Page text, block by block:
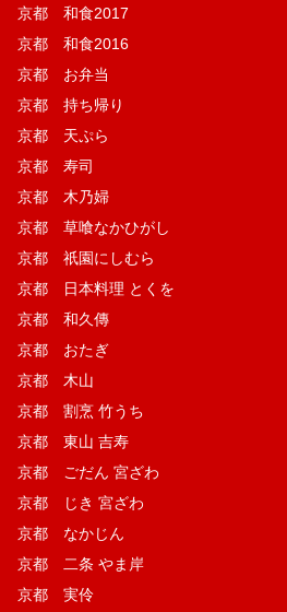
京都 和食2017
京都 和食2016
京都 お弁当
京都 持ち帰り
京都 天ぷら
京都 寿司
京都 木乃婦
京都 草喰なかひがし
京都 祇園にしむら
京都 日本料理 とくを
京都 和久傳
京都 おたぎ
京都 木山
京都 割烹 竹うち
京都 東山 吉寿
京都 ごだん 宮ざわ
京都 じき 宮ざわ
京都 なかじん
京都 二条 やま岸
京都 実伶